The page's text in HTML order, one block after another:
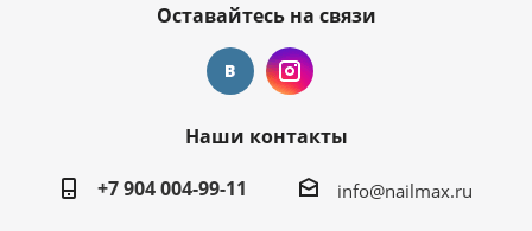
Оставайтесь на связи
Наши контакты
+7 904 004-99-11
info@nailmax.ru